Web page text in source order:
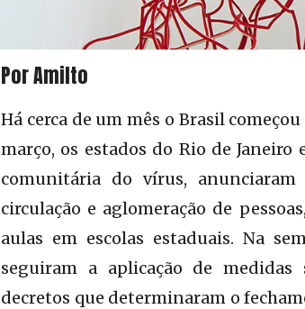
Por Amilto
Há cerca de um mês o Brasil
março, os estados do Rio de
comunitária do vírus,
circulação e aglomeração de
aulas em escolas estaduais. Na
seguiram a aplicação de
decretos que determinaram o